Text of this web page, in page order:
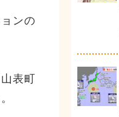
ンの
表町